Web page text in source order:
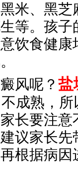
米、黑
等。孩
饮食健康
风呢？ 盐
成熟，
长要注
议家长
根据病